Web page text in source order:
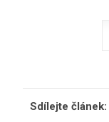
Sdílejte článek: